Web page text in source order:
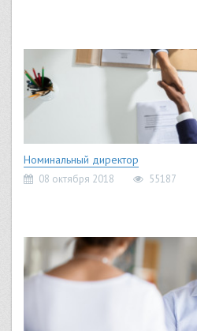
Номинальный директор
08 октября 2018 55187